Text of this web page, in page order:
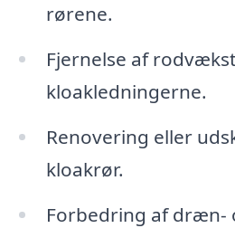
rørene.
Fjernelse af
kloakledningerne.
Renovering eller
kloakrør.
Forbedring af dræn-